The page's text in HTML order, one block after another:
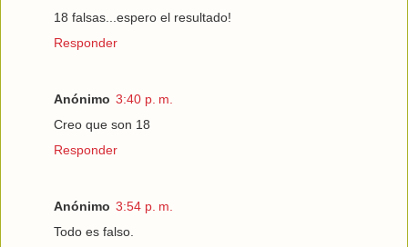
18 falsas...espero el resultado!
Responder
Anónimo 3:40 p. m.
Creo que son 18
Responder
Anónimo 3:54 p. m.
Todo es falso.